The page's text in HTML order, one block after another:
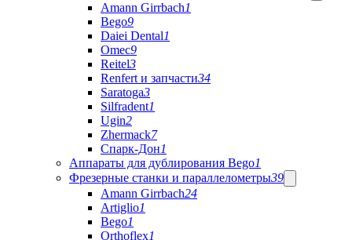
Amann Girrbach1
Bego9
Daiei Dental1
Omec9
Reitel3
Renfert и запчасти34
Saratoga3
Silfradent1
Ugin2
Zhermack7
Спарк-Дон1
Аппараты для дублирования Bego1
Фрезерные станки и параллелометры39
Amann Girrbach24
Artiglio1
Bego1
Orthoflex1